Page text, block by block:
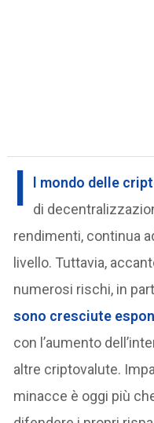
I l mondo delle
di
rendimenti, continua
livello. Tuttavia,
numerosi rischi, in
sono cresciute
con l’aumento
altre criptovalute.
minacce è oggi più